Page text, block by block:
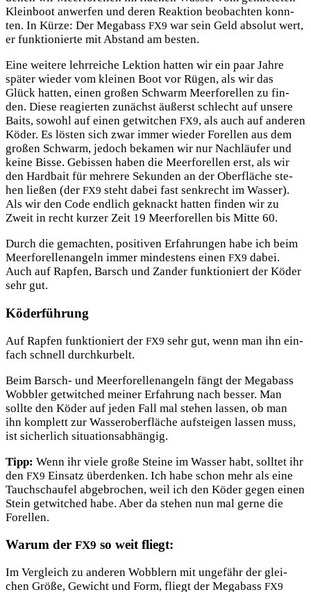
Klein­boot anwer­fen und deren Reak­ti­on beob­ach­ten konn­
ten. In Kür­ze: Der Mega­bass FX9 war sein Geld abso­lut wert,
er funk­tio­nier­te mit Abstand am besten.
Eine wei­te­re lehr­rei­che Lek­ti­on hat­ten wir ein paar Jah­re
spä­ter wie­der vom klei­nen Boot vor Rügen, als wir das
Glück hat­ten, einen gro­ßen Schwarm Meer­fo­rel­len zu fin­
den. Die­se reagier­ten zunächst äußerst schlecht auf unse­re
Baits, sowohl auf einen get­wit­chen FX9, als auch auf ande­ren
Köder. Es lös­ten sich zwar immer wie­der Forel­len aus dem
gro­ßen Schwarm, jedoch beka­men wir nur Nach­läu­fer und
kei­ne Bis­se. Gebis­sen haben die Meer­fo­rel­len erst, als wir
den Hard­bait für meh­re­re Sekun­den an der Ober­flä­che ste­
hen lie­ßen (der FX9 steht dabei fast senk­recht im Was­ser).
Als wir den Code end­lich geknackt hat­ten fin­den wir zu
Zweit in recht kur­zer Zeit 19 Meer­fo­rel­len bis Mit­te 60.
Durch die gemach­ten, posi­ti­ven Erfah­run­gen habe ich beim
Meer­fo­rel­len­an­geln immer min­des­tens einen FX9 dabei.
Auch auf Rap­fen, Barsch und Zan­der funk­tio­niert der Köder
sehr gut.
Köderführung
Auf Rap­fen funk­tio­niert der FX9 sehr gut, wenn man ihn ein­
fach schnell durchkurbelt.
Beim Barsch- und Meer­fo­rel­len­an­geln fängt der Mega­bass
Wob­bler get­wit­ched mei­ner Erfah­rung nach bes­ser. Man
soll­te den Köder auf jeden Fall mal ste­hen las­sen, ob man
ihn kom­plett zur Was­ser­ober­flä­che auf­stei­gen las­sen muss,
ist sicher­lich situationsabhängig.
Tipp: Wenn ihr vie­le gro­ße Stei­ne im Was­ser habt, soll­tet ihr
den FX9 Ein­satz über­den­ken. Ich habe schon mehr als eine
Tauch­schau­fel abge­bro­chen, weil ich den Köder gegen einen
Stein get­wit­ched habe. Aber da ste­hen nun mal ger­ne die
Forellen.
Warum der FX9 so weit fliegt:
Im Ver­gleich zu ande­ren Wob­blern mit unge­fähr der glei­
chen Grö­ße, Gewicht und Form, fliegt der Mega­bass FX9